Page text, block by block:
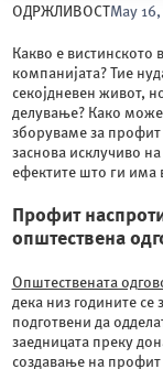
ОДРЖЛИВОСТMay
Какво е вистинското
компанијата? Тие
секојдневен живот,
делување? Како
зборуваме за профит
заснова исклучиво
ефектите што ги има
Профит
општествена
Општествената
дека низ годините
подготвени да
заедницата преку
создавање на